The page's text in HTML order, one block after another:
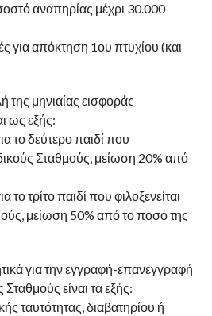
αναπηρίας μέχρι 30.000
για απόκτηση 1ου πτυχίου (και
της μηνιαίας εισφοράς
ως εξής:
το δεύτερο παιδί που
Σταθμούς, μείωση 20% από
το τρίτο παιδί που φιλοξενείται
μείωση 50% από το ποσό της
για την εγγραφή-επανεγγραφή
είναι τα εξής:
ταυτότητας, διαβατηρίου ή